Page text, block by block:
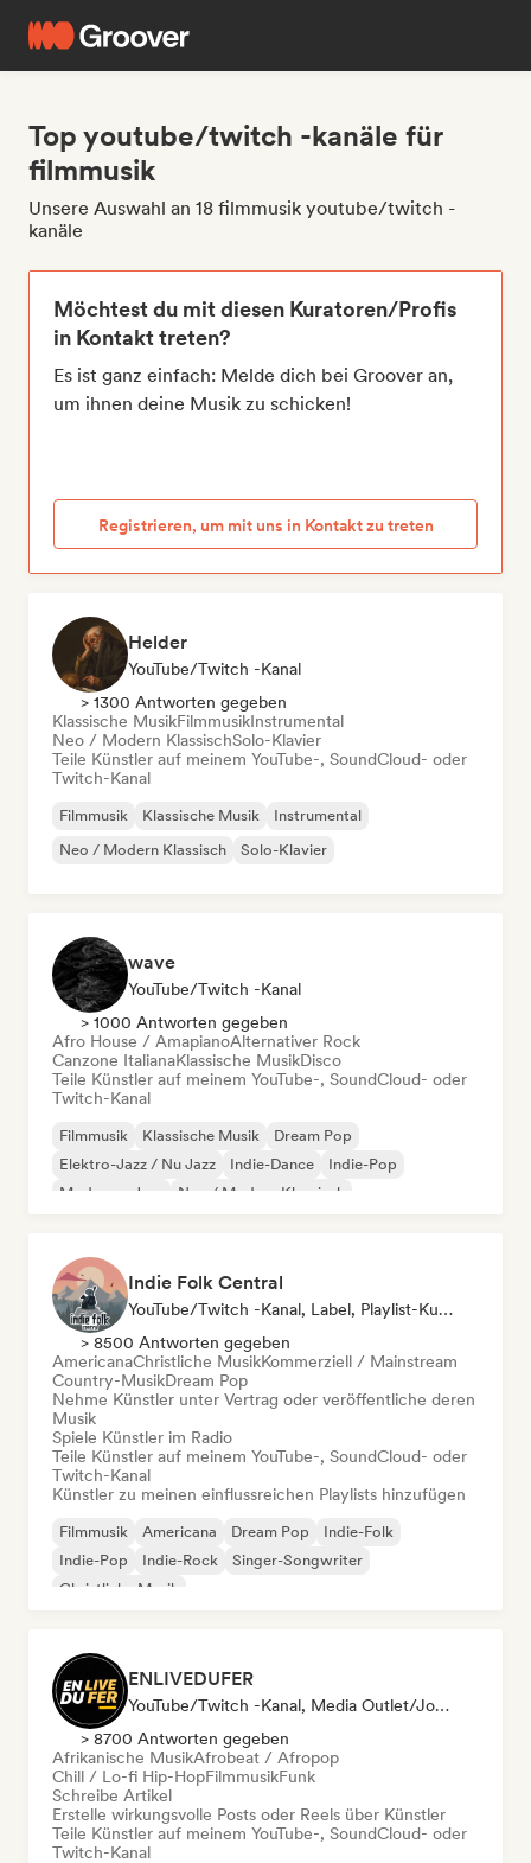
Top youtube/twitch -kanäle für
filmmusik
Unsere Auswahl an 18 filmmusik youtube/twitch -
kanäle
Möchtest du mit diesen Kuratoren/Profis
in Kontakt treten?
Es ist ganz einfach: Melde dich bei Groover an,
um ihnen deine Musik zu schicken!
Registrieren, um mit uns in Kontakt zu treten
Helder
YouTube/Twitch -Kanal
> 1300 Antworten gegeben
Klassische MusikFilmmusikInstrumental
Neo / Modern KlassischSolo-Klavier
Teile Künstler auf meinem YouTube-, SoundCloud- oder
Twitch-Kanal
Filmmusik Klassische Musik
Instrumental
Neo / Modern Klassisch
Solo-Klavier
wave
YouTube/Twitch -Kanal
> 1000 Antworten gegeben
Afro House / AmapianoAlternativer Rock
Canzone ItalianaKlassische MusikDisco
Teile Künstler auf meinem YouTube-, SoundCloud- oder
Twitch-Kanal
Filmmusik Klassische Musik
Dream Pop
Elektro-Jazz / Nu Jazz
Indie-Dance
Indie-Pop
Moderner Jazz
Neo / Modern Klassisch
Indie Folk Central
YouTube/Twitch -Kanal, Label, Playlist-Kurator, Radiosender
> 8500 Antworten gegeben
AmericanaChristliche MusikKommerziell / Mainstream
Country-MusikDream Pop
Nehme Künstler unter Vertrag oder veröffentliche deren
Musik
Spiele Künstler im Radio
Teile Künstler auf meinem YouTube-, SoundCloud- oder
Twitch-Kanal
Künstler zu meinen einflussreichen Playlists hinzufügen
Filmmusik Americana Dream Pop
Indie-Folk
Indie-Pop
Indie-Rock
Singer-Songwriter
Christliche Musik
ENLIVEDUFER
YouTube/Twitch -Kanal, Media Outlet/Journalist, Social Media Influencer
> 8700 Antworten gegeben
Afrikanische MusikAfrobeat / Afropop
Chill / Lo-fi Hip-HopFilmmusikFunk
Schreibe Artikel
Erstelle wirkungsvolle Posts oder Reels über Künstler
Teile Künstler auf meinem YouTube-, SoundCloud- oder
Twitch-Kanal